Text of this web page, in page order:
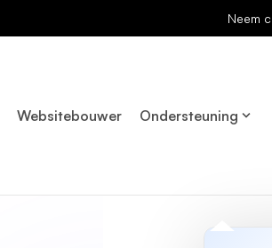
Neem
Websitebouwer Ondersteuning